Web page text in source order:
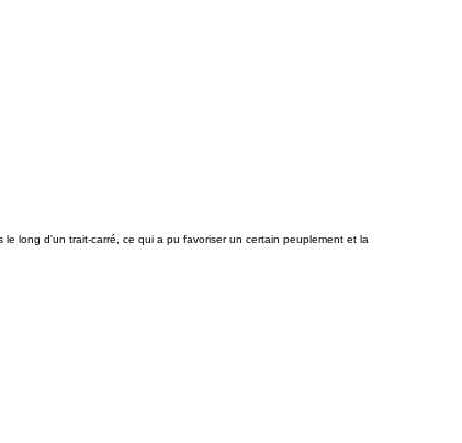
long d'un trait-carré, ce qui a pu favoriser un certain peuplement et la